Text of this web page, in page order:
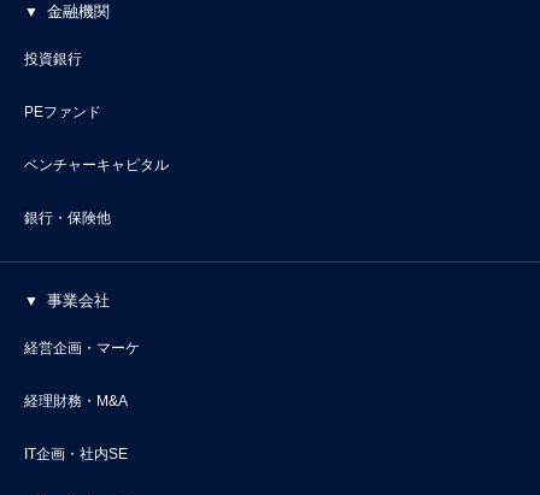
金融機関
投資銀行
PEファンド
ベンチャーキャピタル
銀行・保険他
事業会社
経営企画・マーケ
経理財務・M&A
IT企画・社内SE